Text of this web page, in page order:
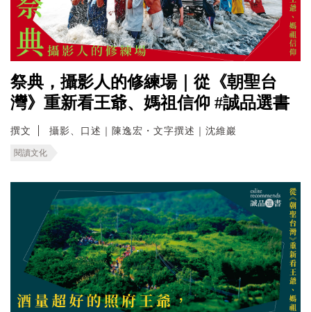
祭典，攝影人的修練場｜從《朝聖台
灣》重新看王爺、媽祖信仰 #誠品選書
撰文 攝影、口述｜陳逸宏・文字撰述｜沈維巖
閱讀文化